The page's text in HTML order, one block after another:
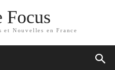
Focus
et Nouvelles en France